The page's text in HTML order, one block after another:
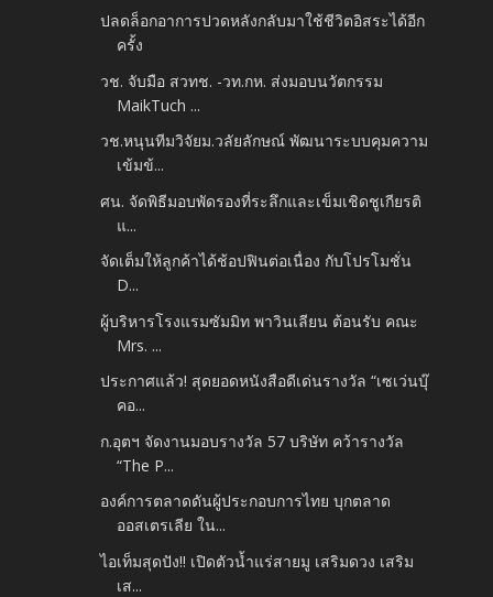
ปลดล็อกอาการปวดหลังกลับมาใช้ชีวิตอิสระได้อีก
ครั้ง
วช. จับมือ สวทช. -​วท.กห. ส่งมอบนวัตกรรม
MaikTuch ...
วช.หนุนทีมวิจัยม.วลัยลักษณ์ พัฒนาระบบคุมความ
เข้มข้...
ศน. จัดพิธีมอบพัดรองที่ระลึกและเข็มเชิดชูเกียรติ
แ...
จัดเต็มให้ลูกค้าได้ช้อปฟินต่อเนื่อง กับโปรโมชั่น
D...
ผู้บริหารโรงแรมซัมมิท พาวินเลียน ต้อนรับ คณะ
Mrs. ...
ประกาศแล้ว! สุดยอดหนังสือดีเด่นรางวัล “เซเว่นบุ๊
คอ...
ก.อุตฯ จัดงานมอบรางวัล 57 บริษัท คว้ารางวัล
“The P...
องค์การตลาดดันผู้ประกอบการไทย บุกตลาด
ออสเตรเลีย ใน...
ไอเท็มสุดปัง!! เปิดตัวน้ำแร่สายมู เสริมดวง เสริม
เส...